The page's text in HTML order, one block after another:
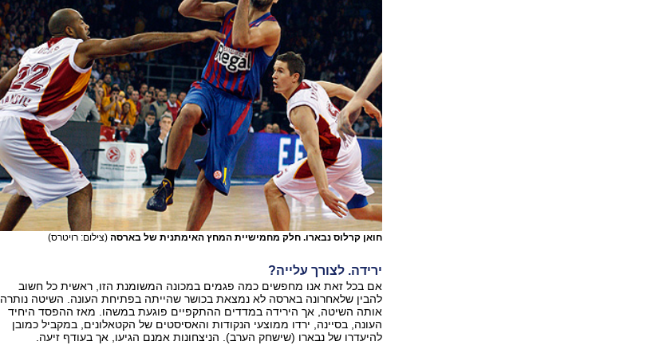
חואן קרלוס נבארו. חלק מחמישיית המחץ האימתנית של בארסה (צילום: רויטרס)
ירידה. לצורך עלייה?
אם בכל זאת אנו מחפשים כמה פגמים במכונה המשומנת הזו, ראשית כל חשוב
להבין שלאחרונה בארסה לא נמצאת בכושר שהייתה בפתיחת העונה. השיטה נותרה
אותה השיטה, אך הירידה במדדים ההתקפיים פוגעת במשהו. מאז ההפסד היחיד
העונה, בסיינה, ירדו ממוצעי הנקודות והאסיסטים של הקטאלונים, במקביל כמובן
להיעדרו של נבארו (שישחק הערב). הניצחונות אמנם הגיעו, אך בעודף זיעה.